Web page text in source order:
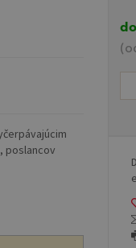
poslancov